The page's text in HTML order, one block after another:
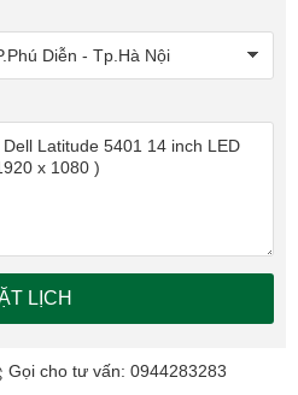
LỊCH
Gọi cho tư vấn: 0944283283